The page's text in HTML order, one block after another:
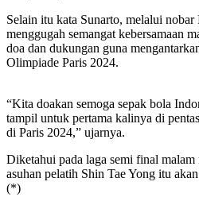
Selain itu kata Sunarto, melalui
menggugah semangat kebersamaan
doa dan dukungan guna
Olimpiade Paris 2024.
“Kita doakan semoga sepak bola
tampil untuk pertama kalinya di
di Paris 2024,” ujarnya.
Diketahui pada laga semi final
asuhan pelatih Shin Tae Yong itu
(*)